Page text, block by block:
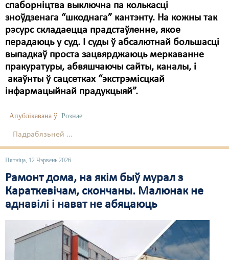
спаборніцтва выключна па колькасці
зноўдзенага “шкоднага” кантэнту. На кожны так
рэсурс складаецца прадстаўленне, якое
перадаюць у суд. І суды ў абсалютнай большасці
выпадкаў проста зацвярджаюць меркаванне
пракуратуры, абвяшчаючы сайты, каналы, і
акаўнты ў сацсетках “экстрэмісцкай
інфармацыйнай прадукцыяй”.
Апублікавана ў Рознае
Падрабязьней ...
Пятніца, 12 Чэрвень 2026
Рамонт дома, на якім быў мурал з
Караткевічам, скончаны. Малюнак не
аднавілі і нават не абяцаюць
Распальваньне варожасьці
Рознае
Свабода слова
Свабода сумленьня
Суд
Сьмяротнае пакараньне
Экалёгія
Правы працоўных
Сацыяльныя правы